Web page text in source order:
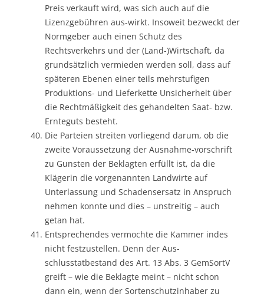
Preis verkauft wird, was sich auch auf die
Lizenzgebühren aus-wirkt. Insoweit bezweckt der
Normgeber auch einen Schutz des
Rechtsverkehrs und der (Land-)Wirtschaft, da
grundsätzlich vermieden werden soll, dass auf
späteren Ebenen einer teils mehrstufigen
Produktions- und Lieferkette Unsicherheit über
die Rechtmäßigkeit des gehandelten Saat- bzw.
Ernteguts besteht.
Die Parteien streiten vorliegend darum, ob die
zweite Voraussetzung der Ausnahme-vorschrift
zu Gunsten der Beklagten erfüllt ist, da die
Klägerin die vorgenannten Landwirte auf
Unterlassung und Schadensersatz in Anspruch
nehmen konnte und dies – unstreitig – auch
getan hat.
Entsprechendes vermochte die Kammer indes
nicht festzustellen. Denn der Aus-
schlusstatbestand des Art. 13 Abs. 3 GemSortV
greift – wie die Beklagte meint – nicht schon
dann ein, wenn der Sortenschutzinhaber zu